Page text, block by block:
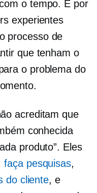
o tempo. É por
experientes
processo de
que tenham o
o problema do
acreditam que
conhecida
produto”. Eles
faça pesquisas,
do cliente, e